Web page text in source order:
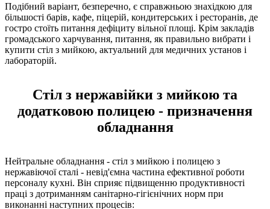
Подібний варіант, безперечно, є справжньою знахідкою для
більшості барів, кафе, піцерій, кондитерських і ресторанів, де
гостро стоїть питання дефіциту вільної площі. Крім закладів
громадського харчування, питання, як правильно вибрати і
купити стіл з мийкою, актуальний для медичних установ і
лабораторій.
Стіл з нержавійки з мийкою та
додатковою полицею - призначення
обладнання
Нейтральне обладнання - стіл з мийкою і полицею з
нержавіючої сталі - невід'ємна частина ефективної роботи
персоналу кухні. Він сприяє підвищенню продуктивності
праці з дотриманням санітарно-гігієнічних норм при
виконанні наступних процесів: